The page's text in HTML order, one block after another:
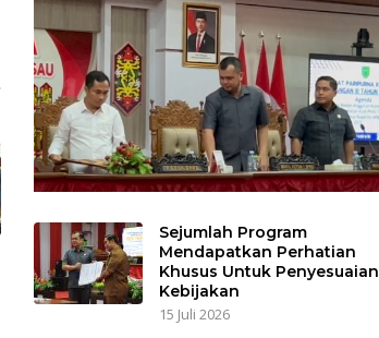
Sejumlah Program
Mendapatkan Perhatian
Khusus Untuk Penyesuaian
Kebijakan
15 Juli 2026